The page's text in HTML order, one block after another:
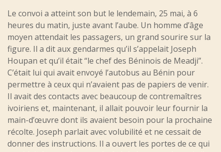
Le convoi a atteint son but le lendemain, 25 mai, à 6
heures du matin, juste avant l’aube. Un homme d’âge
moyen attendait les passagers, un grand sourire sur la
figure. Il a dit aux gendarmes qu’il s’appelait Joseph
Houpan et qu’il était “le chef des Béninois de Meadji”.
C’était lui qui avait envoyé l’autobus au Bénin pour
permettre à ceux qui n’avaient pas de papiers de venir.
Il avait des contacts avec beaucoup de contremaîtres
ivoiriens et, maintenant, il allait pouvoir leur fournir la
main-d’œuvre dont ils avaient besoin pour la prochaine
récolte. Joseph parlait avec volubilité et ne cessait de
donner des instructions. Il a ouvert les portes de ce qui